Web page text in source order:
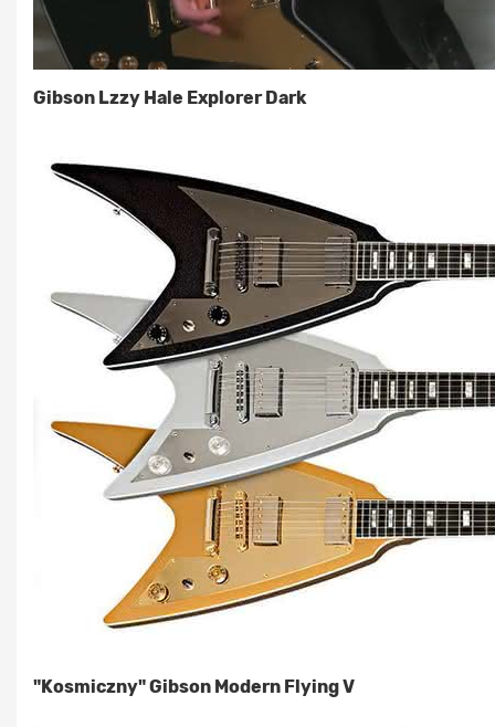
Gibson Lzzy Hale Explorer Dark
"Kosmiczny" Gibson Modern Flying V